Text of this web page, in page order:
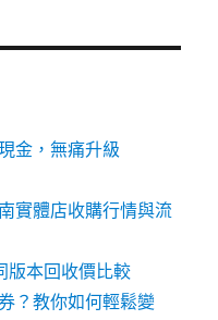
金，無痛升級
實體店收購行情與流
版本回收價比較
？教你如何輕鬆變